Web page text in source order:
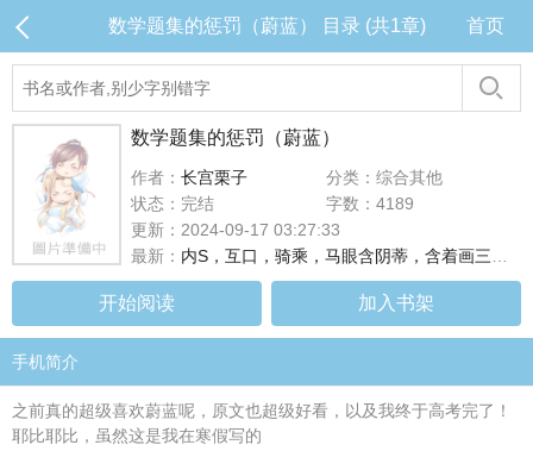
数学题集的惩罚（蔚蓝） 目录 (共1章) 首页
数学题集的惩罚（蔚蓝）
作者： 长宫栗子
分类：综合其他
状态：完结
字数：4189
更新：2024-09-17 03:27:33
最新： 内S，互口，骑乘，马眼含阴蒂，含着画三角函数图像
开始阅读 加入书架
手机简介
之前真的超级喜欢蔚蓝呢，原文也超级好看，以及我终于高考完了！
耶比耶比，虽然这是我在寒假写的